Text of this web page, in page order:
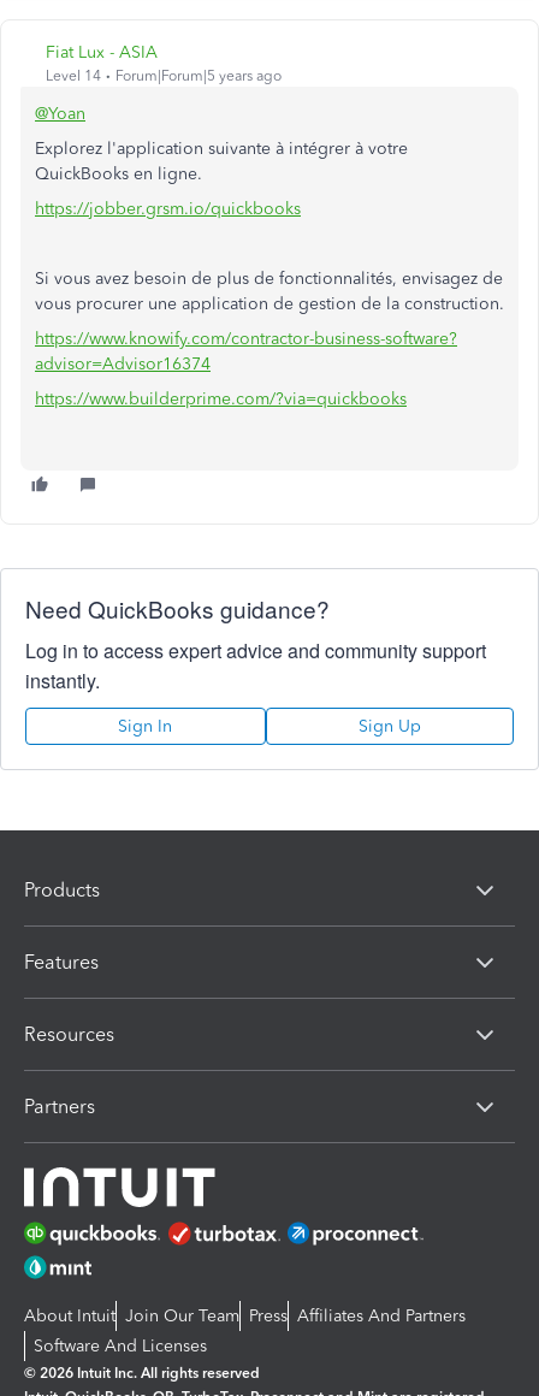
Fiat Lux - ASIA
Level 14 Forum|Forum|5 years ago
@Yoan
Explorez l'application suivante à intégrer à votre
QuickBooks en ligne.
https://jobber.grsm.io/quickbooks
Si vous avez besoin de plus de fonctionnalités, envisagez de
vous procurer une application de gestion de la construction.
https://www.knowify.com/contractor-business-software?
advisor=Advisor16374
https://www.builderprime.com/?via=quickbooks
Need QuickBooks guidance?
Log in to access expert advice and community support
instantly.
Sign In Sign Up
Products
Features
Resources
Partners
About Intuit Join Our Team Press Affiliates And Partners
Software And Licenses
© 2026 Intuit Inc. All rights reserved